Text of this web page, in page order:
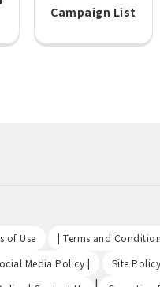
Campaign List
of Use | Terms and
Media Policy | Site
|